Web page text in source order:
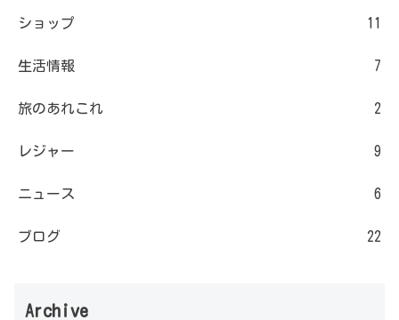
ショップ 11
生活情報 7
旅のあれこれ 2
レジャー 9
ニュース 6
ブログ 22
Archive